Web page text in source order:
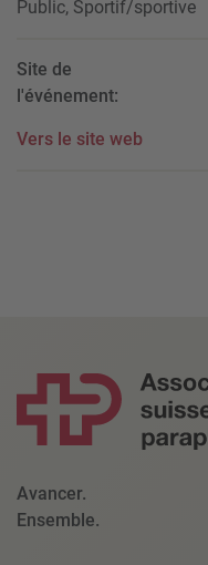
Public, Sportif/sportive
Site de
l'événement:
Vers le site web
Avancer.
Ensemble.